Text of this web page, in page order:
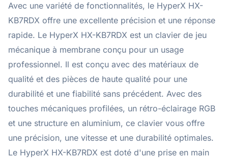
Avec une variété de fonctionnalités, le HyperX HX-
KB7RDX offre une excellente précision et une réponse
rapide. Le HyperX HX-KB7RDX est un clavier de jeu
mécanique à membrane conçu pour un usage
professionnel. Il est conçu avec des matériaux de
qualité et des pièces de haute qualité pour une
durabilité et une fiabilité sans précédent. Avec des
touches mécaniques profilées, un rétro-éclairage RGB
et une structure en aluminium, ce clavier vous offre
une précision, une vitesse et une durabilité optimales.
Le HyperX HX-KB7RDX est doté d'une prise en main